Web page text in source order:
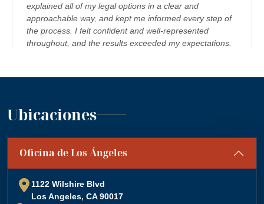
explained all of my legal options in a clear and
approachable way, and kept me informed every step of
the process. I felt confident and well-represented
throughout, and the results exceeded my expectations.
team you can trust, and I’m truly grateful for their
“
are committed to advocating for their clients' rights. A
plays a big role in bringing justice to their cases! Keep
doing what you're doing and ensuring there is still
Ubicaciones
Oficina de Los Ángeles
1122 Wilshire Blvd
Los Angeles, CA 90017